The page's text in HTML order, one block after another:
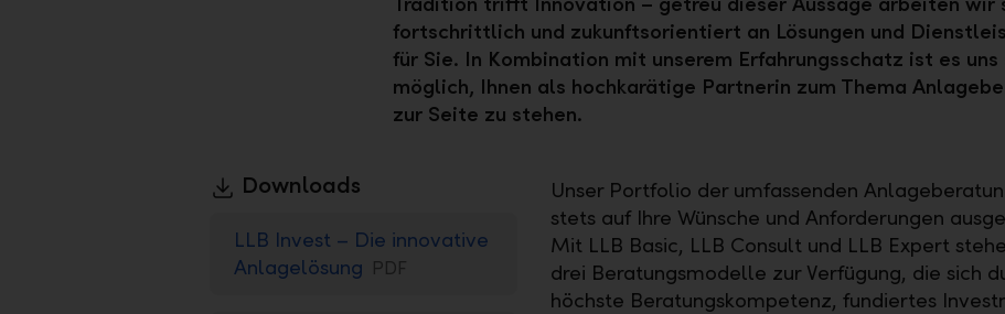
fortschrittlich und zukunftsorientiert an Lösungen und
für Sie. In Kombination mit unserem Erfahrungsschatz ist es uns
möglich, Ihnen als hochkarätige Partnerin zum Thema
zur Seite zu stehen.
Downloads
LLB Invest – Die innovative
Anlagelösung PDF
Unser Portfolio der umfassenden
stets auf Ihre Wünsche und Anforderungen
Mit LLB Basic, LLB Consult und LLB Expert
drei Beratungsmodelle zur Verfügung, die sich
höchste Beratungskompetenz, fundiertes